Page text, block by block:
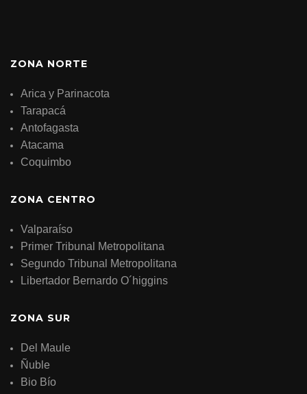
ZONA NORTE
Arica y Parinacota
Tarapacá
Antofagasta
Atacama
Coquimbo
ZONA CENTRO
Valparaíso
Primer Tribunal Metropolitana
Segundo Tribunal Metropolitana
Libertador Bernardo O´higgins
ZONA SUR
Del Maule
Ñuble
Bio Bío